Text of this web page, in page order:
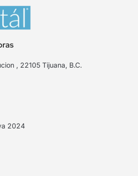
, 22105 Tijuana, B.C.
2024